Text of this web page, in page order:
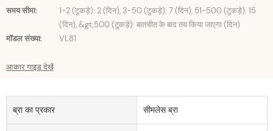
समय सीमा:
1-2 (टुकड़े): 2 (दिन), 3-50 (टुकड़े): 7 (दिन), 51-500 (टुकड़े): 15
(दिन), &gt;500 (टुकड़े): बातचीत के बाद तय किया जाएगा (दिन)
मॉडल संख्या:
VL81
आकार गाइड देखें
ब्रा का प्रकार सीमलेस ब्रा